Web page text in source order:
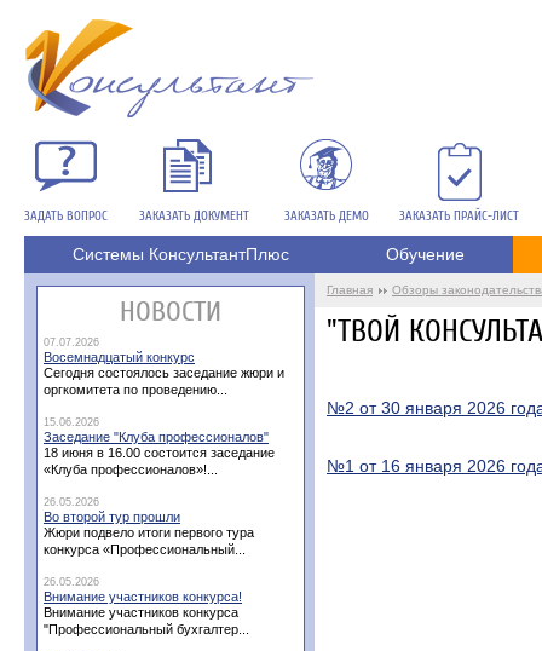
ЗАДАТЬ ВОПРОС ЗАКАЗАТЬ ДОКУМЕНТ ЗАКАЗАТЬ ДЕМО ЗАКАЗАТЬ ПРАЙС-ЛИСТ
Системы КонсультантПлюс Обучение
НОВОСТИ
07.07.2026
Восемнадцатый конкурс
Сегодня состоялось заседание жюри и
оргкомитета по проведению...
15.06.2026
Заседание "Клуба профессионалов"
18 июня в 16.00 состоится заседание
«Клуба профессионалов»!...
26.05.2026
Во второй тур прошли
Жюри подвело итоги первого тура
конкурса «Профессиональный...
26.05.2026
Внимание участников конкурса!
Внимание участников конкурса
"Профессиональный бухгалтер...
Главная Обзоры
"ТВОЙ
№2 от 30 января 2026
№1 от 16 января 2026